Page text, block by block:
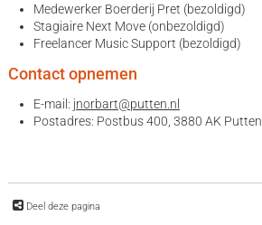
Medewerker Boerderij Pret (bezoldigd)
Stagiaire Next Move (onbezoldigd)
Freelancer Music Support (bezoldigd)
Contact opnemen
E-mail: jnorbart@putten.nl
Postadres: Postbus 400, 3880 AK Putten
Deel deze pagina